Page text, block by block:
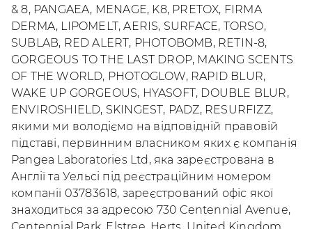
& 8, PANGAEA, MENAGE, K8, PRETOX, FIRMA
DERMA, LIPOMELT, AERIS, SURFACE, TORSO,
SUBLAB, RED ALERT, PHOTOBOMB, RETIN-8,
GORGEOUS TO THE LAST DROP, MAKING SCENTS
OF THE WORLD, PHOTOGLOW, RAPID BLUR,
WAKE UP GORGEOUS, HYASOFT, DOUBLE BLUR,
ENVIROSHIELD, SKINGEST, PADZ, RESURFIZZ,
якими ми володіємо на відповідній правовій
підставі, первинним власником яких є компанія
Pangea Laboratories Ltd, яка зареєстрована в
Англії та Уельсі під реєстраційним номером
компанії 03783618, зареєстрований офіс якої
знаходиться за адресою 730 Centennial Avenue,